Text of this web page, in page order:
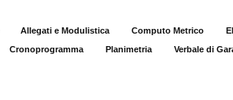
Allegati e Modulistica Computo Metrico
Cronoprogramma Planimetria Verbale di